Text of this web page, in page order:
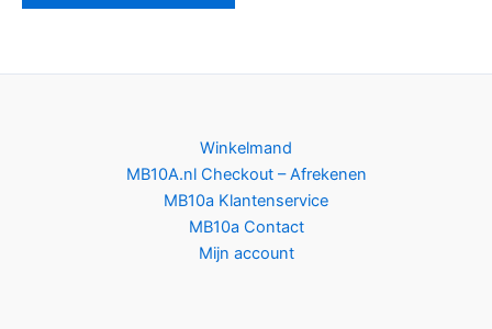
Winkelmand
MB10A.nl Checkout – Afrekenen
MB10a Klantenservice
MB10a Contact
Mijn account